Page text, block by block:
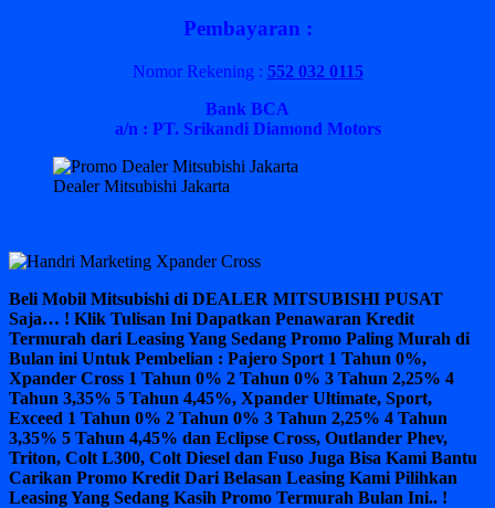
Pembayaran :
Nomor Rekening : 552 032 0115
Bank BCA
a/n : PT. Srikandi Diamond Motors
Dealer Mitsubishi Jakarta
Beli Mobil Mitsubishi di DEALER MITSUBISHI PUSAT
Saja… ! Klik Tulisan Ini Dapatkan Penawaran Kredit
Termurah dari Leasing Yang Sedang Promo Paling Murah di
Bulan ini Untuk Pembelian : Pajero Sport 1 Tahun 0%,
Xpander Cross 1 Tahun 0% 2 Tahun 0% 3 Tahun 2,25% 4
Tahun 3,35% 5 Tahun 4,45%, Xpander Ultimate, Sport,
Exceed 1 Tahun 0% 2 Tahun 0% 3 Tahun 2,25% 4 Tahun
3,35% 5 Tahun 4,45% dan Eclipse Cross, Outlander Phev,
Triton, Colt L300, Colt Diesel dan Fuso Juga Bisa Kami Bantu
Carikan Promo Kredit Dari Belasan Leasing Kami Pilihkan
Leasing Yang Sedang Kasih Promo Termurah Bulan Ini.. !